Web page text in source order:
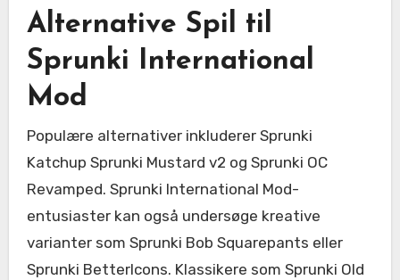
Alternative Spil til
Sprunki International
Mod
Populære alternativer inkluderer Sprunki
Katchup Sprunki Mustard v2 og Sprunki OC
Revamped. Sprunki International Mod-
entusiaster kan også undersøge kreative
varianter som Sprunki Bob Squarepants eller
Sprunki BetterIcons. Klassikere som Sprunki Old